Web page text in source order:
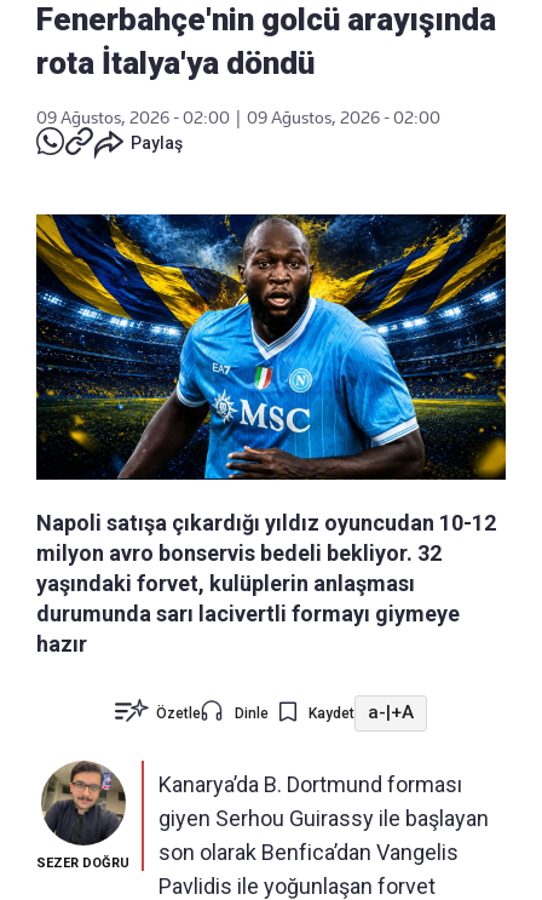
Fenerbahçe'nin golcü arayışında
rota İtalya'ya döndü
09 Ağustos, 2026 - 02:00
09 Ağustos, 2026 - 02:00
Paylaş
Napoli satışa çıkardığı yıldız oyuncudan 10-12
milyon avro bonservis bedeli bekliyor. 32
yaşındaki forvet, kulüplerin anlaşması
durumunda sarı lacivertli formayı giymeye
hazır
Özetle Dinle Kaydet a-|+A
SEZER DOĞRU
Kanarya’da B. Dortmund forması
giyen Serhou Guirassy ile başlayan
son olarak Benfica’dan Vangelis
Pavlidis ile yoğunlaşan forvet